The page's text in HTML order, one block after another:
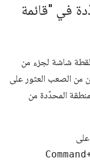
في "قائمة
لقطة شاشة لجزء من
من الصعب العثور على
المحدّدة من
Command